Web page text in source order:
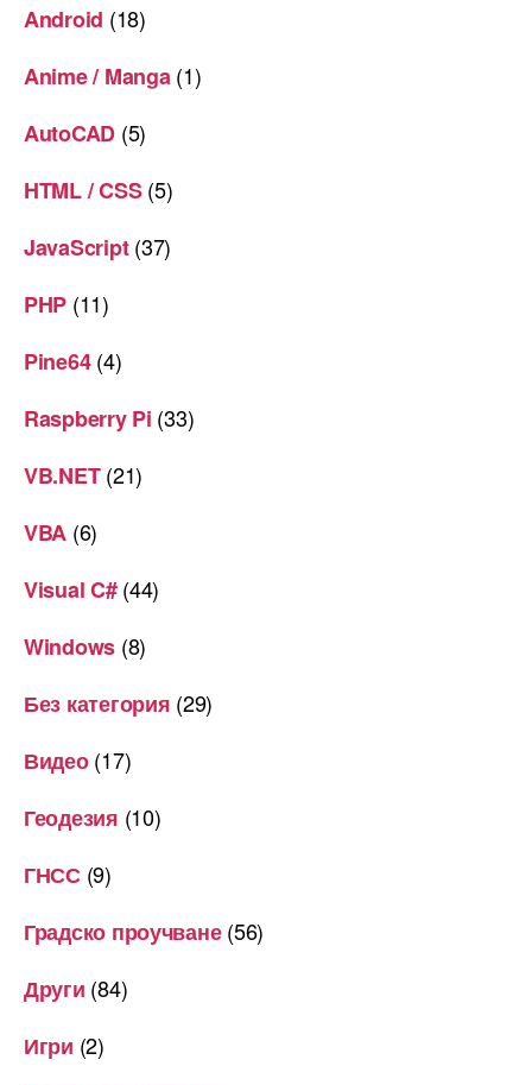
Android (18)
Anime / Manga(1)
AutoCAD (5)
HTML / CSS(5)
JavaScript(37)
PHP (11)
Pine64(4)
Raspberry Pi (33)
VB.NET(21)
VBA (6)
Visual C#(44)
Windows (8)
Без категория (29)
Видео(17)
Геодезия (10)
ГНСС(9)
Градско проучване(56)
Други (84)
Игри (2)